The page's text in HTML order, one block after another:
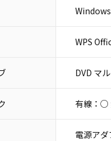
WPS
DVD マ
有線：○
電源アダ